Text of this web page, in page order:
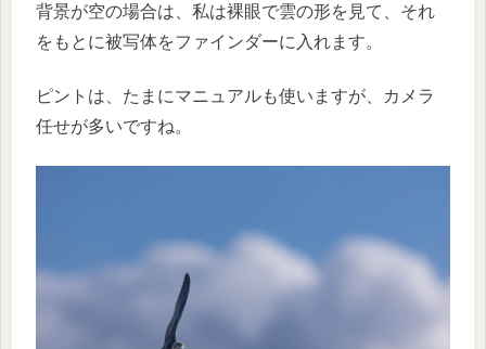
背景が空の場合は、私は裸眼で雲の形を見て、それ
をもとに被写体をファインダーに入れます。
ピントは、たまにマニュアルも使いますが、カメラ
任せが多いですね。